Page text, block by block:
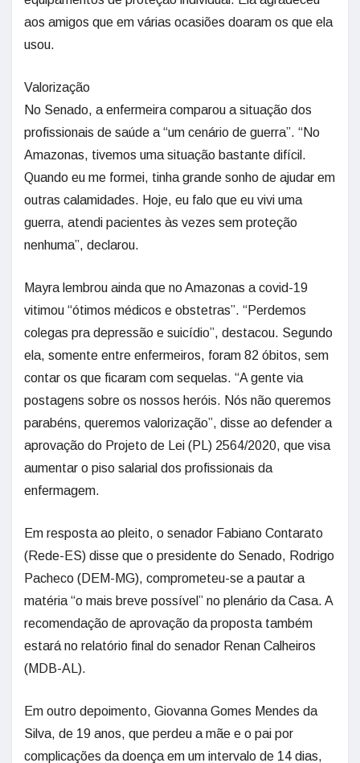
aos amigos que em várias ocasiões doaram os que ela
usou.
Valorização
No Senado, a enfermeira comparou a situação dos
profissionais de saúde a “um cenário de guerra”. “No
Amazonas, tivemos uma situação bastante difícil.
Quando eu me formei, tinha grande sonho de ajudar em
outras calamidades. Hoje, eu falo que eu vivi uma
guerra, atendi pacientes às vezes sem proteção
nenhuma”, declarou.
Mayra lembrou ainda que no Amazonas a covid-19
vitimou “ótimos médicos e obstetras”. “Perdemos
colegas pra depressão e suicídio”, destacou. Segundo
ela, somente entre enfermeiros, foram 82 óbitos, sem
contar os que ficaram com sequelas. “A gente via
postagens sobre os nossos heróis. Nós não queremos
parabéns, queremos valorização”, disse ao defender a
aprovação do Projeto de Lei (PL) 2564/2020, que visa
aumentar o piso salarial dos profissionais da
enfermagem.
Em resposta ao pleito, o senador Fabiano Contarato
(Rede-ES) disse que o presidente do Senado, Rodrigo
Pacheco (DEM-MG), comprometeu-se a pautar a
matéria “o mais breve possível” no plenário da Casa. A
recomendação de aprovação da proposta também
estará no relatório final do senador Renan Calheiros
(MDB-AL).
Em outro depoimento, Giovanna Gomes Mendes da
Silva, de 19 anos, que perdeu a mãe e o pai por
complicações da doença em um intervalo de 14 dias,